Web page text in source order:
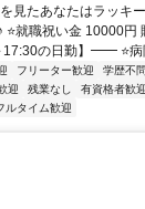
見たあなたはラッキ
⭐就職祝い金 10000円
の日勤】━━ ⭐病
フリーター歓迎 学歴不問
迎 残業なし 有資格者歓迎
ルタイム歓迎